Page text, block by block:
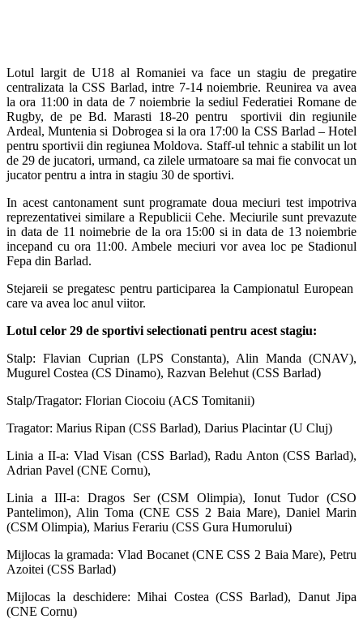
Lotul largit de U18 al Romaniei va face un stagiu de pregatire
centralizata la CSS Barlad, intre 7-14 noiembrie. Reunirea va avea
la ora 11:00 in data de 7 noiembrie la sediul Federatiei Romane de
Rugby, de pe Bd. Marasti 18-20 pentru sportivii din regiunile
Ardeal, Muntenia si Dobrogea si la ora 17:00 la CSS Barlad – Hotel
pentru sportivii din regiunea Moldova. Staff-ul tehnic a stabilit un lot
de 29 de jucatori, urmand, ca zilele urmatoare sa mai fie convocat un
jucator pentru a intra in stagiu 30 de sportivi.
In acest cantonament sunt programate doua meciuri test impotriva
reprezentativei similare a Republicii Cehe. Meciurile sunt prevazute
in data de 11 noimebrie de la ora 15:00 si in data de 13 noiembrie
incepand cu ora 11:00. Ambele meciuri vor avea loc pe Stadionul
Fepa din Barlad.
Stejareii se pregatesc pentru participarea la Campionatul European
care va avea loc anul viitor.
Lotul celor 29 de sportivi selectionati pentru acest stagiu:
Stalp: Flavian Cuprian (LPS Constanta), Alin Manda (CNAV),
Mugurel Costea (CS Dinamo), Razvan Belehut (CSS Barlad)
Stalp/Tragator: Florian Ciocoiu (ACS Tomitanii)
Tragator: Marius Ripan (CSS Barlad), Darius Placintar (U Cluj)
Linia a II-a: Vlad Visan (CSS Barlad), Radu Anton (CSS Barlad),
Adrian Pavel (CNE Cornu),
Linia a III-a: Dragos Ser (CSM Olimpia), Ionut Tudor (CSO
Pantelimon), Alin Toma (CNE CSS 2 Baia Mare), Daniel Marin
(CSM Olimpia), Marius Ferariu (CSS Gura Humorului)
Mijlocas la gramada: Vlad Bocanet (CNE CSS 2 Baia Mare), Petru
Azoitei (CSS Barlad)
Mijlocas la deschidere: Mihai Costea (CSS Barlad), Danut Jipa
(CNE Cornu)